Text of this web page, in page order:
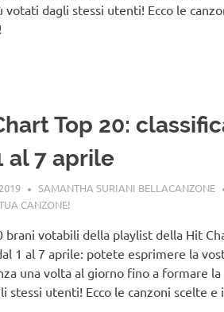
dagli stessi utenti! Ecco le
Top 20:
al 7 aprile
SAMANTHA SURIANI BELLACANZONE
CANZONE!
brani votabili della playlist della Hit
1 al 7 aprile: potete esprimere la
una volta al giorno fino a formare la
stessi utenti! Ecco le canzoni scelte e i